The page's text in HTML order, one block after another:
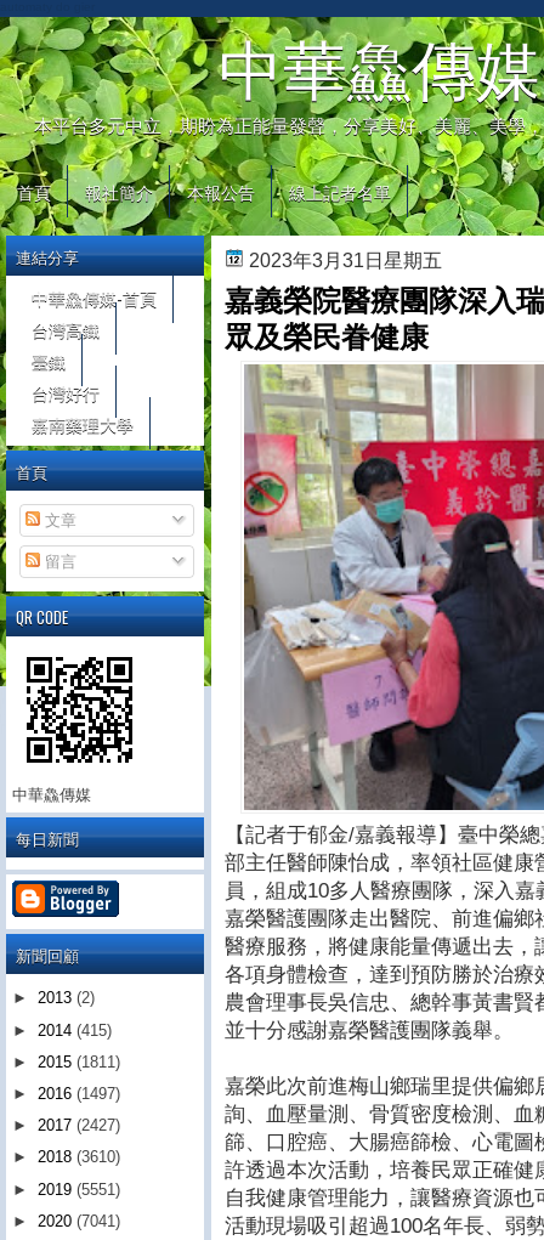
中華鱻傳媒
本平台多元中立，期盼為正能量發聲，分享美好、美麗、美學
首頁 報社簡介 本報公告 線上記者名單
2023年3月31日星期五
嘉義榮院醫療團隊深入
眾及榮民眷健康
【記者于郁金/嘉義報導】臺中榮
部主任醫師陳怡成，率領社區健
員，組成10多人醫療團隊，深入
嘉榮醫護團隊走出醫院、前進偏
醫療服務，將健康能量傳遞出去
各項身體檢查，達到預防勝於治
農會理事長吳信忠、總幹事黃書
並十分感謝嘉榮醫護團隊義舉。
嘉榮此次前進梅山鄉瑞里提供偏
詢、血壓量測、骨質密度檢測、
篩、口腔癌、大腸癌篩檢、心電
許透過本次活動，培養民眾正確
自我健康管理能力，讓醫療資源
活動現場吸引超過100名年長、弱
連結分享
中華鱻傳媒-首頁
台灣高鐵
臺鐵
台灣好行
嘉南藥理大學
首頁
文章
留言
QR CODE
中華鱻傳媒
每日新聞
新聞回顧
► 2013 (2)
► 2014 (415)
► 2015 (1811)
► 2016 (1497)
► 2017 (2427)
► 2018 (3610)
► 2019 (5551)
► 2020 (7041)